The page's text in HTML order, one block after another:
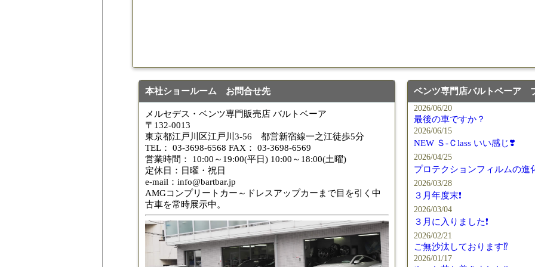
ベンツ中古ホイル・タイヤ
本社ショールーム お問合せ先
メルセデス・ベンツ専門販売店 バルトベーア
〒132-0013
東京都江戸川区江戸川3-56 都営新宿線一之江徒歩5分
TEL： 03-3698-6568 FAX： 03-3698-6569
営業時間： 10:00～19:00(平日) 10:00～18:00(土曜)
定休日：日曜・祝日
e-mail：info@bartbar.jp
AMGコンプリートカー～ドレスアップカーまで目を引く中
古車を常時展示中。
ベンツ専門店バルトベーア
2026/06/20
最後の車ですか？
2026/06/15
NEW Ｓ-Ｃlass いい感じ❣️
2026/04/25
プロテクションフィルムの進
2026/03/28
３月年度末❗️
2026/03/04
３月に入りました❗️
2026/02/21
ご無沙汰しております⁉️
2026/01/17